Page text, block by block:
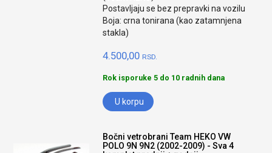
Postavljaju se bez prepravki na vozilu
Boja: crna tonirana (kao zatamnjena
stakla)
4.500,00 RSD.
Rok isporuke 5 do 10 radnih dana
U korpu
Bočni vetrobrani Team HEKO VW
POLO 9N 9N2 (2002-2009) - Sva 4